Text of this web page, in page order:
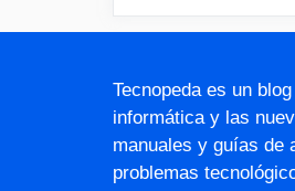
Tecnopeda es un
informática y las
manuales y guías de
problemas